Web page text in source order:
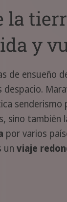
la
y
de ensueño
despacio.
sino también
por varios
un viaje